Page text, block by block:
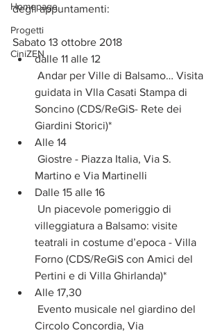
Homepage
Progetti
CiniZEN
degli appuntamenti:
Sabato 13 ottobre 2018
dalle 11 alle 12
guidata in Vlla Casati Stampa di
Soncino (CDS/ReGiS- Rete dei
Giardini Storici)*
Alle 14
Martino e Via Martinelli
Dalle 15 alle 16
villeggiatura a Balsamo: visite
teatrali in costume d’epoca - Villa
Forno (CDS/ReGiS con Amici del
Pertini e di Villa Ghirlanda)*
Alle 17,30
Circolo Concordia, Via